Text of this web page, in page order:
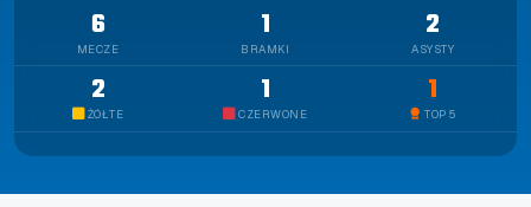
6
MECZE
1
BRAMKI
2
ASYSTY
2
ŻÓŁTE
1
CZERWONE
1
TOP 5